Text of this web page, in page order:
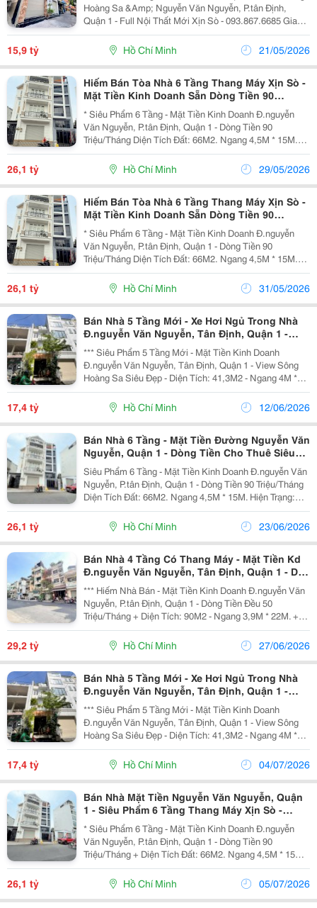
Hoàng Sa &Amp; Nguyễn Văn Nguyễn, P.tân Định,
Quận 1 - Full Nội Thất Mới Xịn Sò - 093.867.6685 Giang
Giang + Diện Tích: 43,2M2 - Ngang 3,6M Nở Hậu 9M *
8M. + Kết Cấu: 4 Tầng Mới Vào Ở Ngay. +...
15,9 tỷ Hồ Chí Minh 21/05/2026
Hiếm Bán Tòa Nhà 6 Tầng Thang Máy Xịn Sò -
Mặt Tiền Kinh Doanh Sẵn Dòng Tiền 90
Triệu/Tháng - Mặt Tiền Nguyễn Văn Nguyễn,
Quận 1
* Siêu Phẩm 6 Tầng - Mặt Tiền Kinh Doanh Đ.nguyễn
Văn Nguyễn, P.tân Định, Quận 1 - Dòng Tiền 90
Triệu/Tháng Diện Tích Đất: 66M2. Ngang 4,5M * 15M.
Hiện Trạng: Nhà Mới Thang Máy - Nội Thất Hiện Đại.
Pháp Lý: Hoàn Công Chuẩn Chỉnh. Chào: 26,1T -...
26,1 tỷ Hồ Chí Minh 29/05/2026
Hiếm Bán Tòa Nhà 6 Tầng Thang Máy Xịn Sò -
Mặt Tiền Kinh Doanh Sẵn Dòng Tiền 90
Triệu/Tháng - Mặt Tiền Nguyễn Văn Nguyễn,
Quận 1
* Siêu Phẩm 6 Tầng - Mặt Tiền Kinh Doanh Đ.nguyễn
Văn Nguyễn, P.tân Định, Quận 1 - Dòng Tiền 90
Triệu/Tháng Diện Tích Đất: 66M2. Ngang 4,5M * 15M.
Hiện Trạng: Nhà Mới Thang Máy - Nội Thất Hiện Đại.
Pháp Lý: Hoàn Công Chuẩn Chỉnh. Chào: 26,1T -...
26,1 tỷ Hồ Chí Minh 31/05/2026
Bán Nhà 5 Tầng Mới - Xe Hơi Ngủ Trong Nhà
Đ.nguyễn Văn Nguyễn, Tân Định, Quận 1 -
Chính Chủ Lh Giang Giang:
*** Siêu Phẩm 5 Tầng Mới - Mặt Tiền Kinh Doanh
Đ.nguyễn Văn Nguyễn, Tân Định, Quận 1 - View Sông
Hoàng Sa Siêu Đẹp - Diện Tích: 41,3M2 - Ngang 4M *
10M. - Kết Cấu: 5 Tầng - Sân Thượng Trước &Amp;
Sau. - Mặt Đường 6M - Xe Hơi Ngủ Trong Nhà - Ngay...
17,4 tỷ Hồ Chí Minh 12/06/2026
Bán Nhà 6 Tầng - Mặt Tiền Đường Nguyễn Văn
Nguyễn, Quận 1 - Dòng Tiền Cho Thuê Siêu
Đỉnh 90 Triệu/Tháng
Siêu Phẩm 6 Tầng - Mặt Tiền Kinh Doanh Đ.nguyễn Văn
Nguyễn, P.tân Định, Quận 1 - Dòng Tiền 90 Triệu/Tháng
Diện Tích Đất: 66M2. Ngang 4,5M * 15M. Hiện Trạng:
Nhà Mới Thang Máy - Nội Thất Hiện Đại. Pháp Lý: Hoàn
Công Chuẩn Chỉnh. Chào: 26,1T -...
26,1 tỷ Hồ Chí Minh 23/06/2026
Bán Nhà 4 Tầng Có Thang Máy - Mặt Tiền Kd
Đ.nguyễn Văn Nguyễn, Tân Định, Quận 1 - Dt
Đẹp 4M*23M Vuông Vức - Hdt Đều 50Tr/Th -
Chính Chủ 1
*** Hiếm Nhà Bán - Mặt Tiền Kinh Doanh Đ.nguyễn Văn
Nguyễn, P.tân Định, Quận 1 - Dòng Tiền Đều 50
Triệu/Tháng + Diện Tích: 90M2 - Ngang 3,9M * 22M. +
Kết Cấu: 4 Tầng - Sân Thượng - Thang Máy - 11Pn. +
View Siêu Đỉnh Trước Nhà Là Chung Cư Horizon...
29,2 tỷ Hồ Chí Minh 27/06/2026
Bán Nhà 5 Tầng Mới - Xe Hơi Ngủ Trong Nhà
Đ.nguyễn Văn Nguyễn, Tân Định, Quận 1 -
Chính Chủ Lh Giang Giang:
*** Siêu Phẩm 5 Tầng Mới - Mặt Tiền Kinh Doanh
Đ.nguyễn Văn Nguyễn, Tân Định, Quận 1 - View Sông
Hoàng Sa Siêu Đẹp - Diện Tích: 41,3M2 - Ngang 4M *
10M. - Kết Cấu: 5 Tầng - Sân Thượng Trước &Amp;
Sau. - Mặt Đường 6M - Xe Hơi Ngủ Trong Nhà - Ngay...
17,4 tỷ Hồ Chí Minh 04/07/2026
Bán Nhà Mặt Tiền Nguyễn Văn Nguyễn, Quận
1 - Siêu Phẩm 6 Tầng Thang Máy Xịn Sò -
Dòng Tiền Thuê Siêu Đỉnh 90 Triệu/Tháng
* Siêu Phẩm 6 Tầng - Mặt Tiền Kinh Doanh Đ.nguyễn
Văn Nguyễn, P.tân Định, Quận 1 - Dòng Tiền 90
Triệu/Tháng + Diện Tích Đất: 66M2. Ngang 4,5M * 15M.
+ Hiện Trạng: Nhà Mới Thang Máy - Nội Thất Hiện Đại. +
Pháp Lý: Hoàn Công Chuẩn Chỉnh. + Chào:...
26,1 tỷ Hồ Chí Minh 05/07/2026